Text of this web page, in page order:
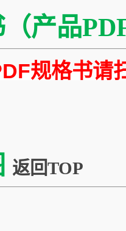
（产品
规格书请
返回TOP